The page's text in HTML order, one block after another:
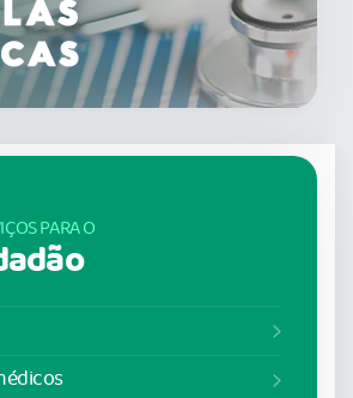
PARA O